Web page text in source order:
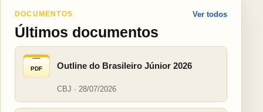
DOCUMENTOS
Últimos documentos
Ver todos
PDF Outline do Brasileiro Júnior 2026
CBJ · 28/07/2026